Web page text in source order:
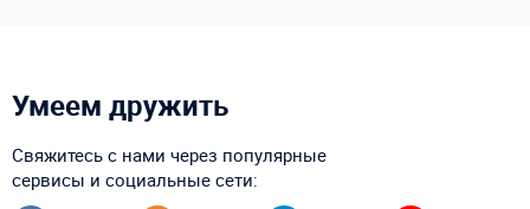
Умеем дружить
Свяжитесь с нами через популярные
сервисы и социальные сети: